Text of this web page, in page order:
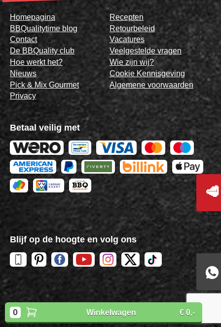
Winkelwagen
0 € 0,-
Homepagina
BBQualitytime blog
Contact
De BBQuality club
Hoe werkt het?
Nieuws
Pick & Mix Gourmet
Privacy
Recepten
Retourbeleid
Vacatures
Veelgestelde vragen
Wie zijn wij?
Cookie Kennisgeving
Algemene voorwaarden
Betaal veilig met
Blijf op de hoogte en volg ons
CopyrightBBQuality
🥩